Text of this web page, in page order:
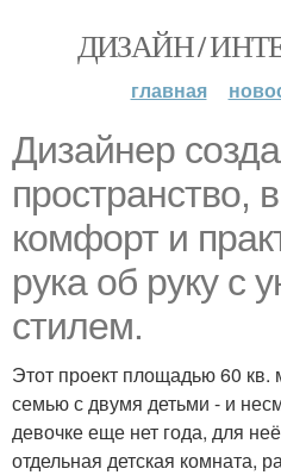
ДИЗАЙН /
главная
Дизайнер
пространство,
комфорт и
рука об руку с
стилем.
Этот проект площадью 60
семью с двумя детьми - и
девочке еще нет года, для
отдельная детская комната,